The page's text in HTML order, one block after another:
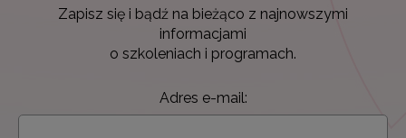
Zapisz się i bądź na bieżąco z najnowszymi
informacjami
o szkoleniach i programach.
Adres e-mail: